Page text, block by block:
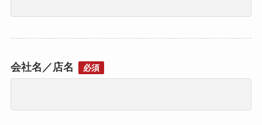
会社名／店名 必須